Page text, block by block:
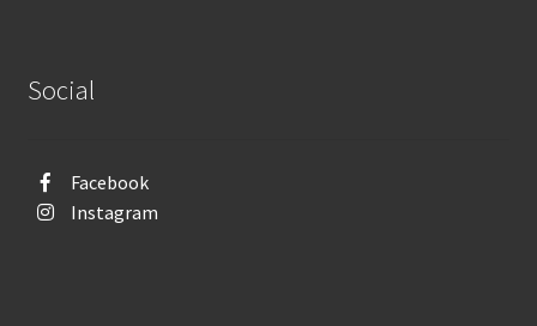
Social
Facebook
Instagram